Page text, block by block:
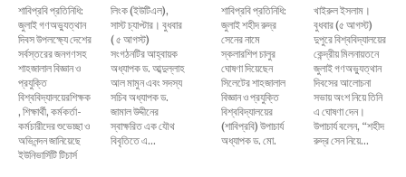
শাবিপ্রবি প্রতিনিধি:
জুলাই গণঅভ্যুত্থান
দিবস উপলক্ষ্যে দেশের
সর্বস্তরের জনগণসহ
শাহজালাল বিজ্ঞান ও
প্রযুক্তি
বিশ্ববিদ্যালয়েরশিক্ষক
, শিক্ষার্থী, কর্মকর্তা-
কর্মচারীদের শুভেচ্ছা ও
অভিনন্দন জানিয়েছে
ইউনিভার্সিটি টিচার্স
লিংক (ইউটিএল),
সাস্ট চ্যাপ্টার। বুধবার
( ৫ আগস্ট)
সংগঠনটির আহ্বায়ক
অধ্যাপক ড. আব্দুল্লাহ
আল মামুন এবং সদস্য
সচিব অধ্যাপক ড.
জামাল উদ্দীনের
স্বাক্ষরিত এক যৌথ
বিবৃতিতে এ...
শাবিপ্রবি প্রতিনিধি:
জুলাই শহীদ রুদ্র
সেনের নামে
স্কলারশিপ চালুর
ঘোষণা দিয়েছেন
সিলেটের শাহজালাল
বিজ্ঞান ও প্রযুক্তি
বিশ্ববিদ্যালয়ের
(শাবিপ্রবি) উপাচার্য
অধ্যাপক ড. মো.
খাইরুল ইসলাম।
বুধবার (৫ আগস্ট)
দুপুরে বিশ্ববিদ্যালয়ের
কেন্দ্রীয় মিলনায়তনে
জুলাই গণঅভ্যুত্থান
দিবসের আলোচনা
সভায় অংশ নিয়ে তিনি
এ ঘোষণা দেন।
উপাচার্য বলেন, ‌“শহীদ
রুদ্র সেন নিয়ে...